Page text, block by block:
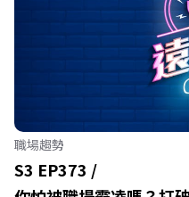
職場趨勢
S3 EP373 /